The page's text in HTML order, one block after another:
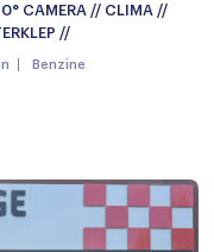
CAMERA // CLIMA //
//
Benzine